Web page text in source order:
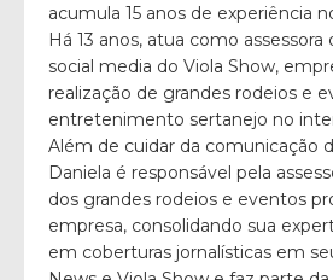
acumula 15 anos de experiência
Há 13 anos, atua como
social media do Viola Show,
realização de grandes rodeios e
entretenimento sertanejo no
Além de cuidar da comunicação
Daniela é responsável pela
dos grandes rodeios e eventos
empresa, consolidando sua
em coberturas jornalísticas em